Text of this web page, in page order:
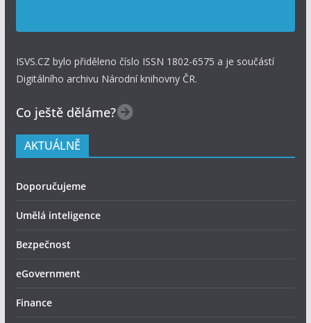
ISVS.CZ bylo přiděleno číslo ISSN 1802-6575 a je součástí
Digitálního archivu Národní knihovny ČR.
Co ještě děláme?
AKTUÁLNĚ
Doporučujeme
Umělá inteligence
Bezpečnost
eGovernment
Finance